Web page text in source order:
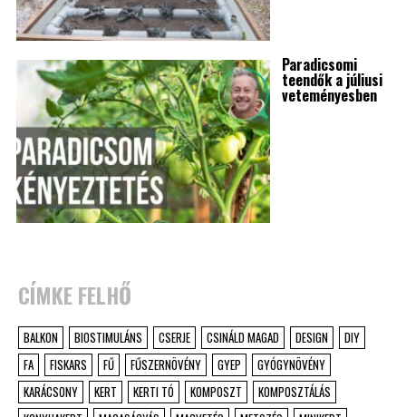
Paradicsomi
teendők a júliusi
veteményesben
CÍMKE FELHŐ
BALKON BIOSTIMULÁNS CSERJE CSINÁLD MAGAD DESIGN
DIY
FA
FISKARS FŰ FŰSZERNÖVÉNY GYEP
GYÓGYNÖVÉNY
KARÁCSONY
KERT KERTI TÓ KOMPOSZT
KOMPOSZTÁLÁS